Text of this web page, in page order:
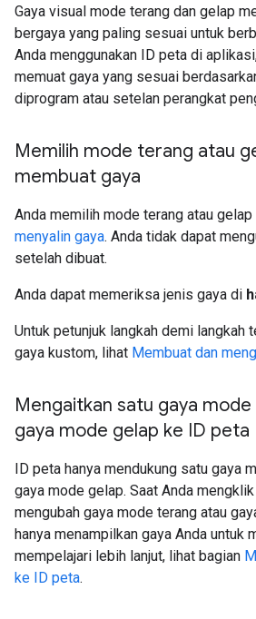
Gaya visual mode terang dan gelap
bergaya yang paling sesuai untuk
Anda menggunakan ID peta di
memuat gaya yang sesuai
diprogram atau setelan perangkat
Memilih mode terang atau
membuat gaya
Anda memilih mode terang atau
menyalin gaya. Anda tidak dapat
setelah dibuat.
Anda dapat memeriksa jenis gaya di
Untuk petunjuk langkah demi langkah
gaya kustom, lihat Membuat dan
Mengaitkan satu gaya
gaya mode gelap ke ID peta
ID peta hanya mendukung satu gaya
gaya mode gelap. Saat Anda
mengubah gaya mode terang atau
hanya menampilkan gaya Anda untuk
mempelajari lebih lanjut, lihat bagian
ke ID peta.